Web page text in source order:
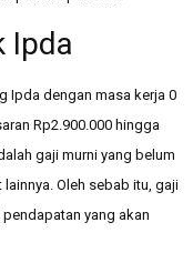
Ipda
Ipda dengan masa kerja 0
Rp2.900.000 hingga
gaji murni yang belum
Oleh sebab itu, gaji
yang akan